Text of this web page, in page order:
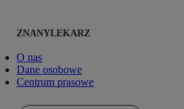
ZNANYLEKARZ
O nas
Dane osobowe
Centrum prasowe